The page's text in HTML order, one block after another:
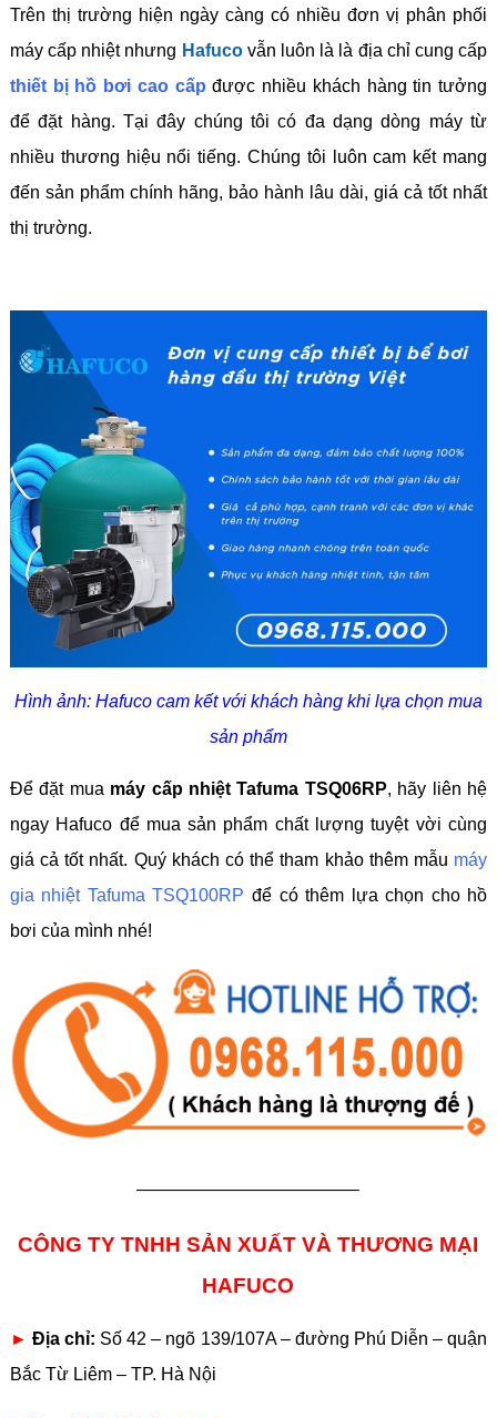
Trên thị trường hiện ngày càng có nhiều đơn vị phân phối
máy cấp nhiệt nhưng Hafucovẫn luôn là là địa chỉ cung cấp
thiết bị hồ bơi cao cấp được nhiều khách hàng tin tưởng
để đặt hàng. Tại đây chúng tôi có đa dạng dòng máy từ
nhiều thương hiệu nổi tiếng. Chúng tôi luôn cam kết mang
đến sản phẩm chính hãng, bảo hành lâu dài, giá cả tốt nhất
thị trường.
Hình ảnh: Hafuco cam kết với khách hàng khi lựa chọn mua
sản phẩm
Để đặt mua máy cấp nhiệt Tafuma TSQ06RP, hãy liên hệ
ngay Hafuco để mua sản phẩm chất lượng tuyệt vời cùng
giá cả tốt nhất. Quý khách có thể tham khảo thêm mẫu máy
gia nhiệt Tafuma TSQ100RP để có thêm lựa chọn cho hồ
bơi của mình nhé!
————————————–
CÔNG TY TNHH SẢN XUẤT VÀ THƯƠNG MẠI
HAFUCO
► Địa chỉ: Số 42 – ngõ 139/107A – đường Phú Diễn – quận
Bắc Từ Liêm – TP. Hà Nội